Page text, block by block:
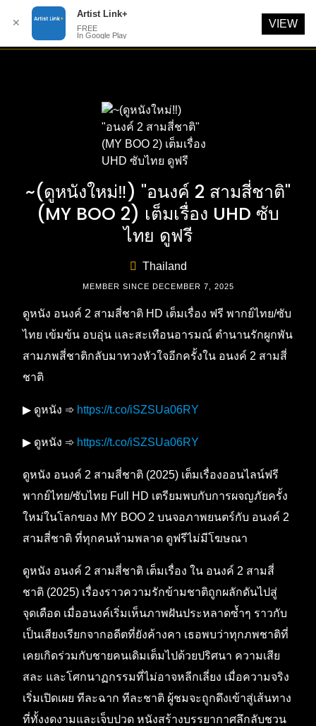
~(ดูหนังใหม่‼️) "อนงค์ 2 สามสี่ชาติ"
(MY BOO 2) เต็มเรื่อง UHD ซับ
ไทย ดูฟรี
Thailand
MEMBER SINCE DECEMBER 7, 2025
ดูหนัง อนงค์ 2 สามสี่ชาติ HD เต็มเรื่อง ฟรี พากย์ไทย/ซับ
ไทย เข้มข้น อบอุ่น และสะเทือนอารมณ์ ตำนานรักผูกพัน
สามภพสี่ชาติกลับมาทวงหัวใจอีกครั้งใน อนงค์ 2 สามสี่
ชาติ
▶ ดูหนัง ➾ https://t.co/iSZSUa06RY
▶ ดูหนัง ➾ https://t.co/iSZSUa06RY
ดูหนัง อนงค์ 2 สามสี่ชาติ (2025) เต็มเรื่องออนไลน์ฟรี
พากย์ไทย/ซับไทย Full HD เตรียมพบกับการผจญภัยครั้ง
ใหม่ในโลกของ MY BOO 2 บนจอภาพยนตร์กับ อนงค์ 2
สามสี่ชาติ ที่ทุกคนห้ามพลาด ดูฟรีไม่มีโฆษณา
ดูหนัง อนงค์ 2 สามสี่ชาติ เต็มเรื่อง ใน อนงค์ 2 สามสี่
ชาติ (2025) เรื่องราวความรักข้ามชาติถูกผลักดันไปสู่
จุดเดือด เมื่ออนงค์เริ่มเห็นภาพฝันประหลาดซ้ำๆ ราวกับ
เป็นเสียงเรียกจากอดีตที่ยังค้างคา เธอพบว่าทุกภพชาติที่
เคยเกิดร่วมกับชายคนเดิมเต็มไปด้วยปริศนา ความเสีย
สละ และโศกนาฏกรรมที่ไม่อาจหลีกเลี่ยง เมื่อความจริง
เริ่มเปิดเผย ทีละฉาก ทีละชาติ ผู้ชมจะถูกดึงเข้าสู่เส้นทาง
ที่ทั้งงดงามและเจ็บปวด หนังสร้างบรรยากาศลึกลับชวน
✕
Artist Link+
FREE
In Google Play
VIEW